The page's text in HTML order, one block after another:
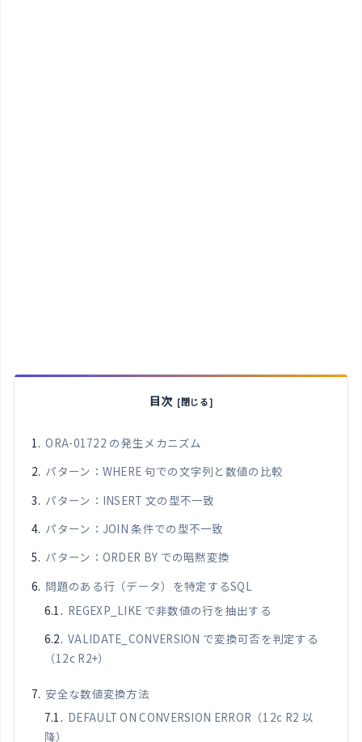
目次
ORA-01722 の発生メカニズム
パターン：WHERE 句での文字列と数値の比較
パターン：INSERT 文の型不一致
パターン：JOIN 条件での型不一致
パターン：ORDER BY での暗黙変換
問題のある行（データ）を特定するSQL
REGEXP_LIKE で非数値の行を抽出する
VALIDATE_CONVERSION で変換可否を判定する
（12c R2+）
安全な数値変換方法
DEFAULT ON CONVERSION ERROR（12c R2 以
降）